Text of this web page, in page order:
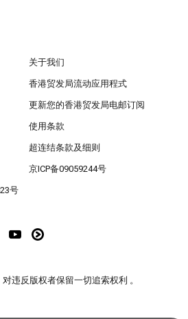
关于我们
香港贸发局流动应用程式
更新您的香港贸发局电邮订阅
使用条款
超连结条款及细则
京ICP备09059244号
号
违反版权者保留一切追索权利 。